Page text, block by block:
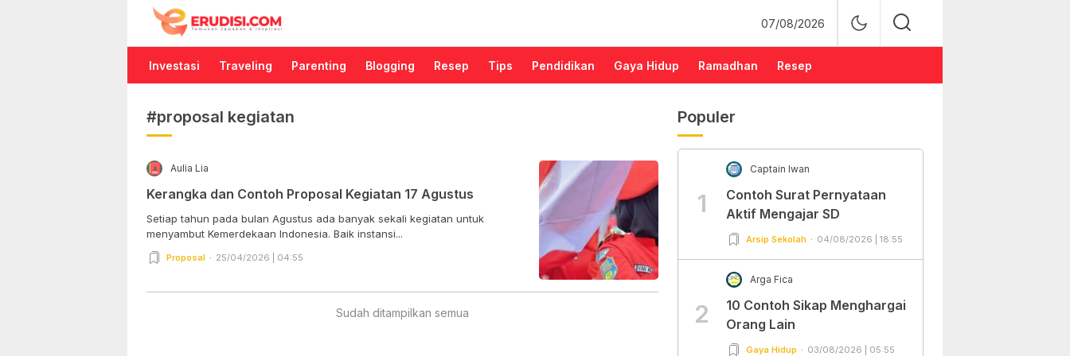
Erudisi
Temukan Jawaban dan Inspirasi
07/08/2026
Investasi Traveling Parenting Blogging Resep Tips Pendidikan Gaya Hidup Ramadhan Resep
#proposal kegiatan
Aulia Lia
Kerangka dan Contoh Proposal Kegiatan 17 Agustus
Setiap tahun pada bulan Agustus ada banyak sekali kegiatan untuk
menyambut Kemerdekaan Indonesia. Baik instansi...
Proposal 25/04/2026 | 04:55
Sudah ditampilkan semua
Populer
1
Captain Iwan
Contoh Surat Pernyataan
Aktif Mengajar SD
Arsip Sekolah 04/08/2026 | 18:55
2
Arga Fica
10 Contoh Sikap Menghargai
Orang Lain
Gaya Hidup 03/08/2026 | 05:55